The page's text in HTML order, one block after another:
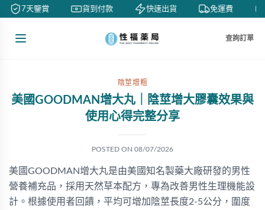
7天鑒賞 貨到付款 快速出貨 免運費
查詢訂單
陰莖增粗
美國GOODMAN增大丸｜陰莖增大膠囊效果與
使用心得完整分享
POSTED ON 08/07/2026
美國GOODMAN增大丸是由美國知名製藥大廠研發的男性
營養補充品，採用天然草本配方，專為改善男性生理機能設
計。根據使用者回饋，平均可增加陰莖長度2-5公分，圍度